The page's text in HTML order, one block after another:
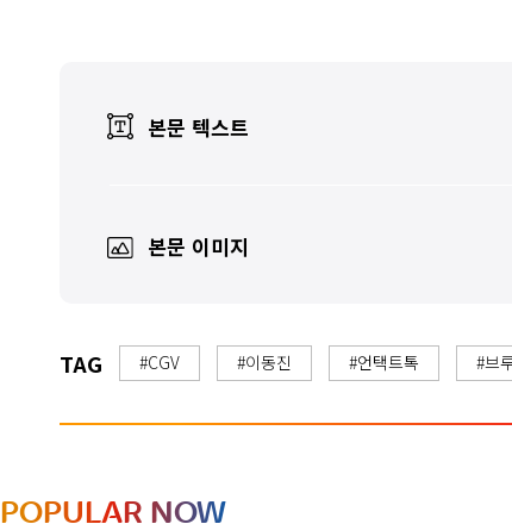
본문 텍스트
본문 이미지
TAG #CGV #이동진 #언택트톡 #브
POPULAR NOW